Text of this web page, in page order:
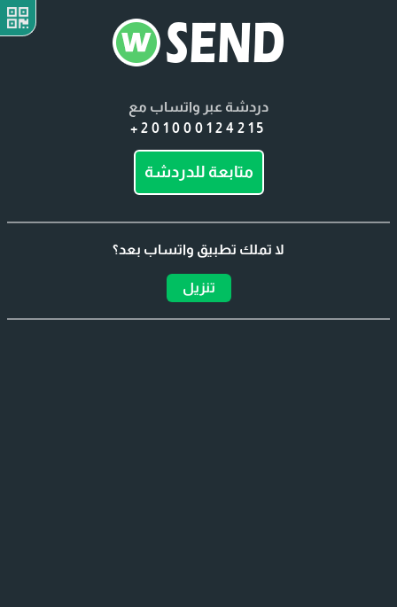
دردشة عبر واتساب مع
+201000124215
متابعة للدردشة
لا تملك تطبيق واتساب بعد؟
تنزيل